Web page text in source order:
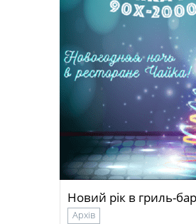
Новий рік в гриль-
Архів